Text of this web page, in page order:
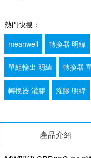
熱門快搜：
meanwell
轉換器 明緯
單組輸出 明緯 轉換器
轉換器 灌膠 灌膠 明緯
產品介紹